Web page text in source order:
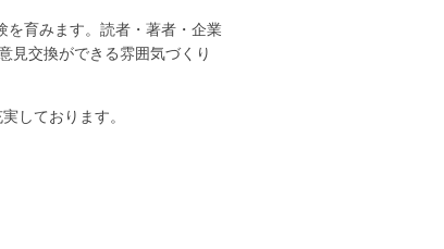
を育みます。読者・著者・企業
見交換ができる雰囲気づくり
しております。